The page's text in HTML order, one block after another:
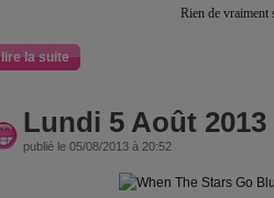
Rien de vraiment
lire la suite
Lundi 5 Août 2013
publié le 05/08/2013 à 20:52